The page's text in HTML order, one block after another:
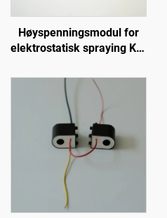
Høyspenningsmodul for
elektrostatisk spraying KCI